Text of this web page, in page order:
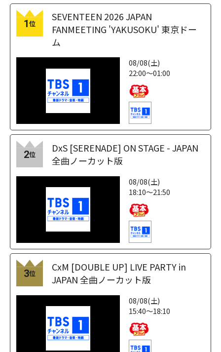
1位
SEVENTEEN 2026 JAPAN
FANMEETING 'YAKUSOKU' 東京ドー
ム
08/08(土)
22:00～01:00
2位
DxS [SERENADE] ON STAGE - JAPAN
全曲ノーカット版
08/08(土)
18:10～21:50
3位
CxM [DOUBLE UP] LIVE PARTY in
JAPAN 全曲ノーカット版
08/08(土)
15:40～18:10